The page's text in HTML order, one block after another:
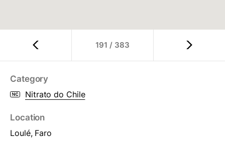
191 / 383
Category
Nitrato do Chile
Location
Loulé, Faro